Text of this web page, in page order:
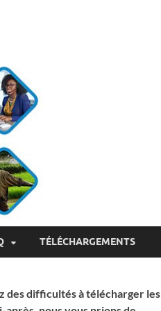
TÉLÉCHARGEMENTS
des difficultés à télécharger les